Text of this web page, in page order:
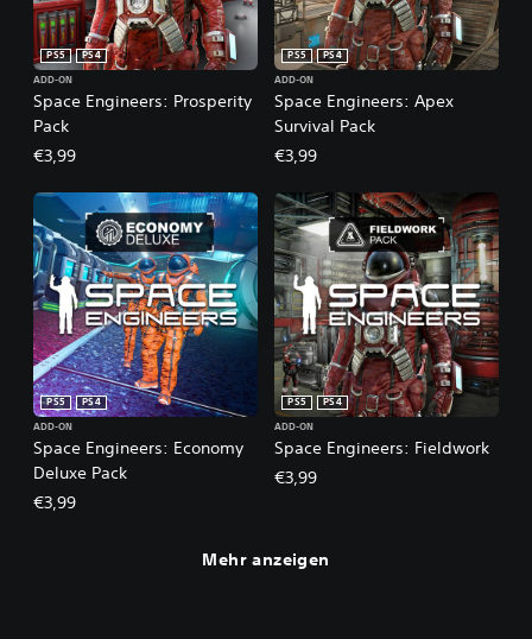
Space Engineers: Prosperity
Pack
PS5
PS4
ADD-ON
€3,99
Space Engineers: Apex
Survival Pack
PS5
PS4
ADD-ON
€3,99
Space Engineers: Economy
Deluxe Pack
PS5
PS4
ADD-ON
€3,99
Space Engineers: Fieldwork
PS5
PS4
ADD-ON
€3,99
Mehr anzeigen